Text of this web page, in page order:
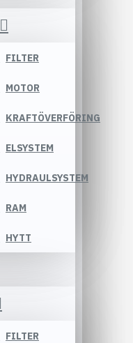
FILTER
MOTOR
KRAFTÖVERFÖRING
ELSYSTEM
HYDRAULSYSTEM
RAM
HYTT
FILTER